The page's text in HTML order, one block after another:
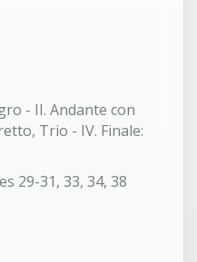
- II. Andante con
Trio - IV. Finale:
29-31, 33, 34, 38